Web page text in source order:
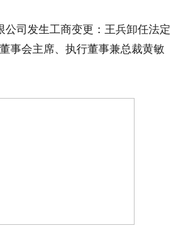
司发生工商变更：王兵卸任法定
事会主席、执行董事兼总裁黄敏